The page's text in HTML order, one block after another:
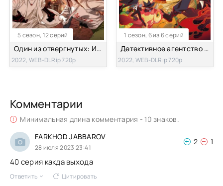
5 сезон, 12 серий
Один из отвергнутых: Изгой [ТВ-5]
2022, WEB-DLRip 720p
1 сезон, 6 из 6 серий
Детективное агентство Ли
2022, WEB-DLRip 720p
Комментарии
Минимальная длина комментария - 10 знаков.
FARKHOD JABBAROV
28 июля 2023 23:41
2 1
40 серия какда выхода
Ответить Цитировать